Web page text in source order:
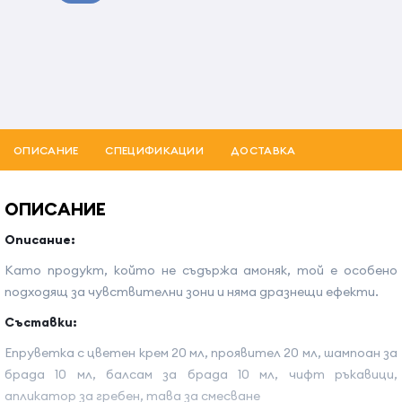
ОПИСАНИЕ СПЕЦИФИКАЦИИ ДОСТАВКА
ОПИСАНИЕ
Описание:
Като продукт, който не съдържа амоняк, той е особено
подходящ за чувствителни зони и няма дразнещи ефекти.
Съставки:
Епруветка с цветен крем 20 мл, проявител 20 мл, шампоан за
брада 10 мл, балсам за брада 10 мл, чифт ръкавици,
апликатор за гребен, тава за смесване